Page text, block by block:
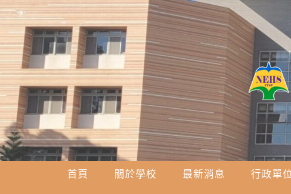
跳
轉
至
主
要
內
容
首頁 關於學校 最新消息 行政單